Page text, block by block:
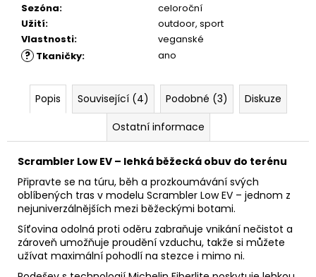
Sezóna:
celoroční
Užití:
outdoor, sport
Vlastnosti: veganské
? Tkaničky: ano
Popis Související (4) Podobné (3)
Diskuze
Ostatní informace
Scrambler Low EV – lehká běžecká obuv do terénu
Připravte se na túru, běh a prozkoumávání svých
oblíbených tras v modelu Scrambler Low EV – jednom z
nejuniverzálnějších mezi běžeckými botami.
Síťovina odolná proti oděru zabraňuje vnikání nečistot a
zároveň umožňuje proudění vzduchu, takže si můžete
užívat maximální pohodlí na stezce i mimo ni.